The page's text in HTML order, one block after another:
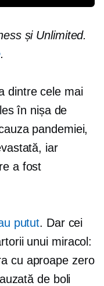
și Unlimited.
.
dintre cele mai
în nișa de
pandemiei,
iar
a fost
putut. Dar cei
unui miracol:
cu aproape zero
de boli